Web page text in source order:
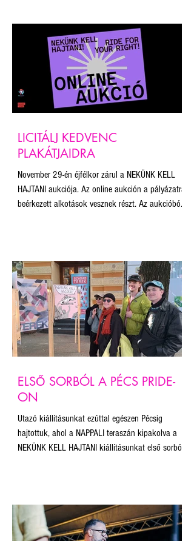
Budapest Pride munkáját és a plakát projekt
fenntartását támogatjuk. A licit 10.000 Ft-ról
indul minden plakát esetében, a licitálás során
kiválasztható, mekkora méretben szeretné
megkapni a nyert
LICITÁLJ KEDVENC
PLAKÁTJAIDRA
November 29-én éjfélkor zárul a NEKÜNK KELL
HAJTANI aukciója. Az online aukción a pályázatra
beérkezett alkotások vesznek részt. Az aukcióból
ELSŐ SORBÓL A PÉCS PRIDE-
ON
Utazó kiállításunkat ezúttal egészen Pécsig
hajtottuk, ahol a NAPPALI teraszán kipakolva a
NEKÜNK KELL HAJTANI kiállításunkat első sorból
szerencsében részesültünk, hogy az útvonal egy
kiemelt pontján állítottuk fel a plakátokat. Először
vittük magunkkal a 20 legjobb plakáton kívül a